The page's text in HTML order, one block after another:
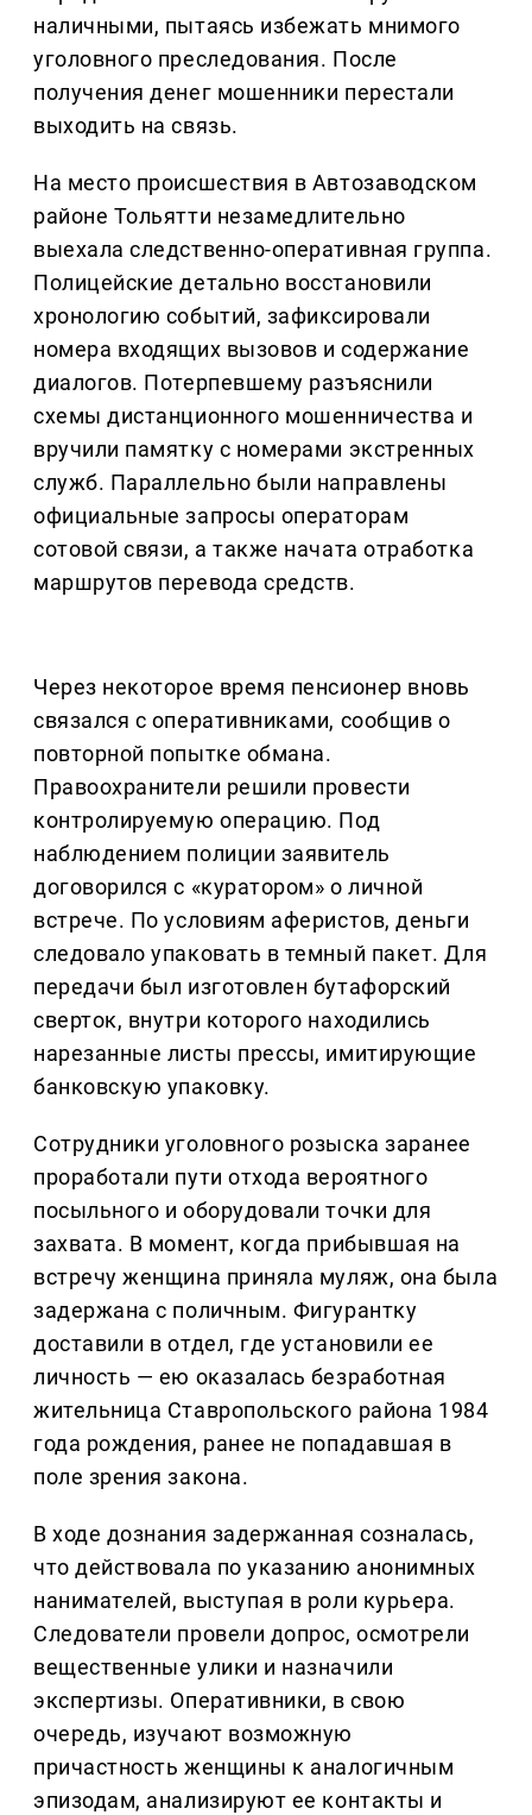
наличными, пытаясь избежать мнимого
уголовного преследования. После
получения денег мошенники перестали
выходить на связь.
На место происшествия в Автозаводском
районе Тольятти незамедлительно
выехала следственно-оперативная группа.
Полицейские детально восстановили
хронологию событий, зафиксировали
номера входящих вызовов и содержание
диалогов. Потерпевшему разъяснили
схемы дистанционного мошенничества и
вручили памятку с номерами экстренных
служб. Параллельно были направлены
официальные запросы операторам
сотовой связи, а также начата отработка
маршрутов перевода средств.
Через некоторое время пенсионер вновь
связался с оперативниками, сообщив о
повторной попытке обмана.
Правоохранители решили провести
контролируемую операцию. Под
наблюдением полиции заявитель
договорился с «куратором» о личной
встрече. По условиям аферистов, деньги
следовало упаковать в темный пакет. Для
передачи был изготовлен бутафорский
сверток, внутри которого находились
нарезанные листы прессы, имитирующие
банковскую упаковку.
Сотрудники уголовного розыска заранее
проработали пути отхода вероятного
посыльного и оборудовали точки для
захвата. В момент, когда прибывшая на
встречу женщина приняла муляж, она была
задержана с поличным. Фигурантку
доставили в отдел, где установили ее
личность — ею оказалась безработная
жительница Ставропольского района 1984
года рождения, ранее не попадавшая в
поле зрения закона.
В ходе дознания задержанная созналась,
что действовала по указанию анонимных
нанимателей, выступая в роли курьера.
Следователи провели допрос, осмотрели
вещественные улики и назначили
экспертизы. Оперативники, в свою
очередь, изучают возможную
причастность женщины к аналогичным
эпизодам, анализируют ее контакты и